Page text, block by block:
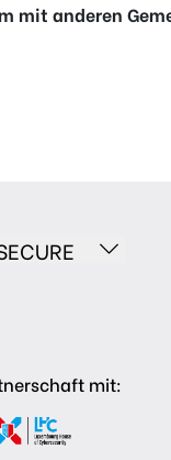
mit anderen
mit: